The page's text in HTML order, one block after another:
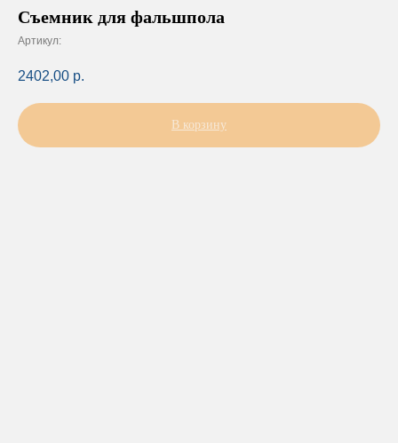
Съемник для фальшпола
Артикул:
2402,00 р.
В корзину